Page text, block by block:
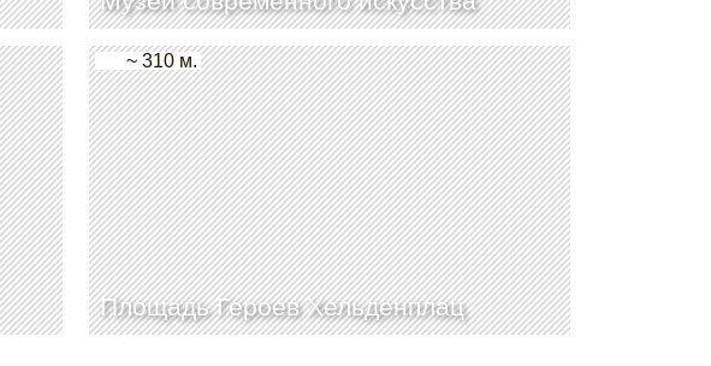
Площадь Героев Хельденплац
~ 310 м.